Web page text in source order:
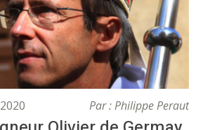
Par : Philippe Peraut